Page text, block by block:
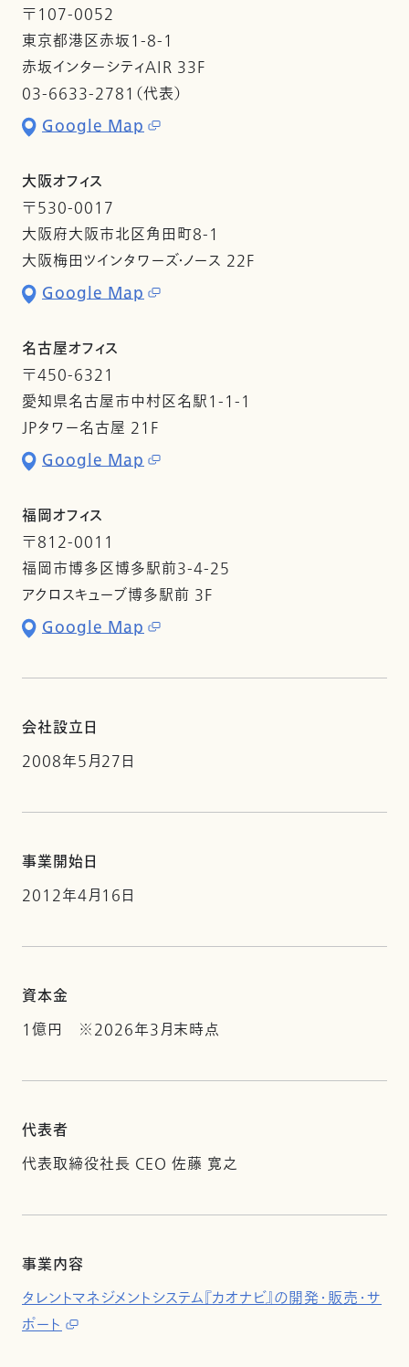
〒107-0052
東京都港区赤坂1-8-1
赤坂インターシティAIR 33F
03-6633-2781（代表）
Google Map
大阪オフィス
〒530-0017
大阪府大阪市北区角田町8-1
大阪梅田ツインタワーズ・ノース 22F
Google Map
名古屋オフィス
〒450-6321
愛知県名古屋市中村区名駅1-1-1
JPタワー名古屋 21F
Google Map
福岡オフィス
〒812-0011
福岡市博多区博多駅前3-4-25
アクロスキューブ博多駅前 3F
Google Map
会社設立日
2008年5月27日
事業開始日
2012年4月16日
資本金
1億円 ※2026年3月末時点
代表者
代表取締役社長 CEO 佐藤 寛之
事業内容
タレントマネジメントシステム『カオナビ』の開発・販売・サ
ポート